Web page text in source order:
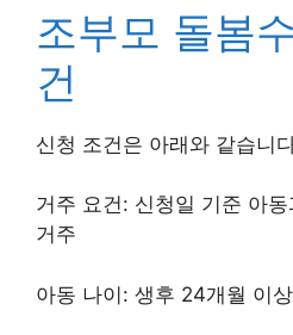
조부모 돌봄
건
신청 조건은 아래와 같습니
거주 요건: 신청일 기준 아
거주
아동 나이: 생후 24개월 이